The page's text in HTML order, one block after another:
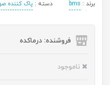
برند : bms دسته : پاک کننده
فروشنده: درماکده
ناموجود